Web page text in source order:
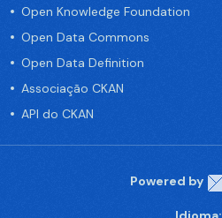
Open Knowledge Foundation
Open Data Commons
Open Data Definition
Associação CKAN
API do CKAN
Powered by